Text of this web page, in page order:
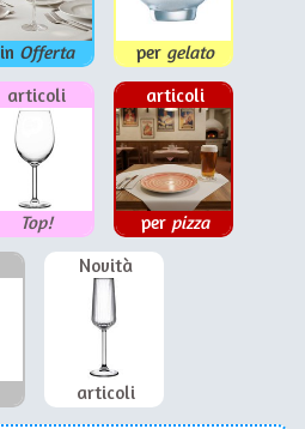
in Offerta per gelato
articoli
Top!
articoli
per pizza
Novità
articoli